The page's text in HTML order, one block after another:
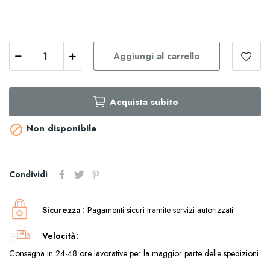
Aggiungi al carrello
Acquista subito
 Non disponibile
Condividi
Sicurezza Pagamenti sicuri tramite servizi autorizzati
Velocità
Consegna in 24-48 ore lavorative per la maggior parte delle spedizioni